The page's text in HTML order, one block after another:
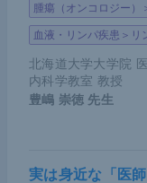
適切な治療が求
ことが見込まれ
歩していくはず
さらには、ゲノ
腫瘍（オンコロジー）
血液・リンパ疾患＞リ
北海道大学大学院
内科学教室 教授
豊嶋 崇徳 先生
実は身近な「医